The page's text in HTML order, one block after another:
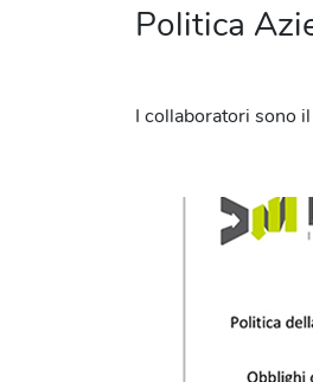
Politica
I collaboratori sono